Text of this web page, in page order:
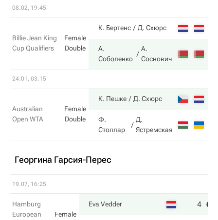
08.02, 19:45
Billie Jean King
Cup Qualifiers
Female
Double
К. Бертенс Д. Схюрс
А.
Соболенко
А.
Соснович
24.01, 03:15
Australian
Open WTA
Female
Double
К. Пешке Д. Схюрс
Ф.
Столлар
Д.
Ястремская
Георгина Гарсия-Перес
19.07, 16:25
Hamburg
European
Female
Eva Vedder 4 6